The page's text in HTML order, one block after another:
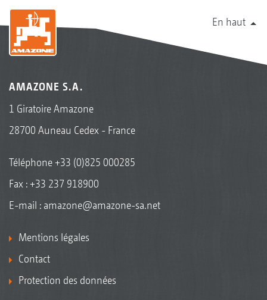
En haut
AMAZONE S.A.
1 Giratoire Amazone
28700 Auneau Cedex - France
Téléphone+33 (0)825 000285
Fax : +33 237 918900
E-mail : amazone@amazone-sa.net
Mentions légales
Contact
Protection des données